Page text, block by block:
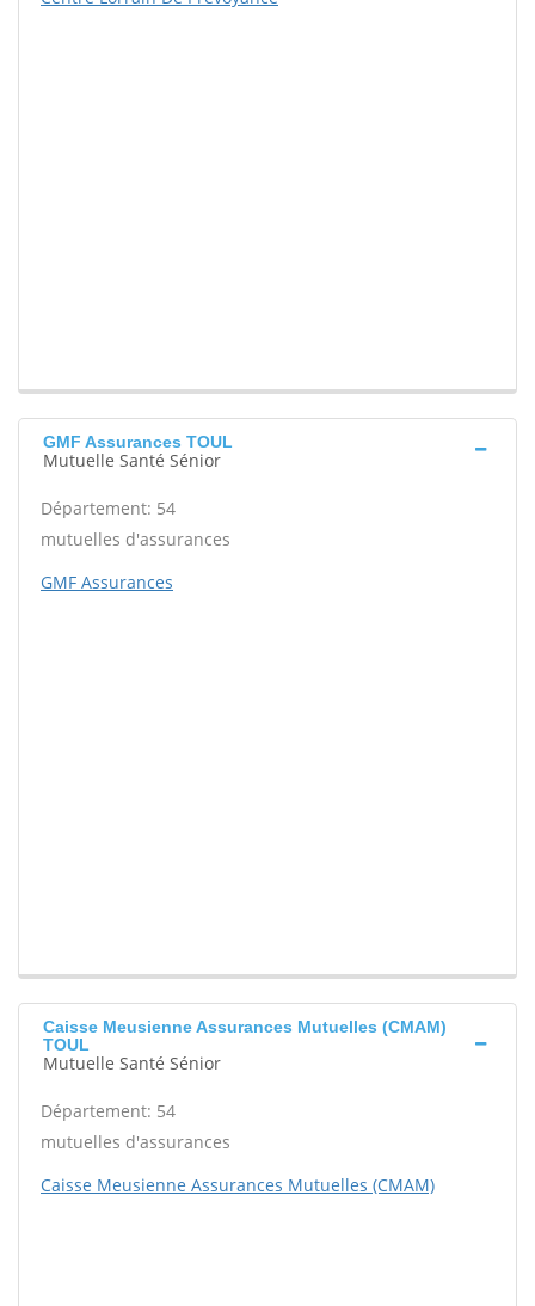
GMF Assurances TOUL
Mutuelle Santé Sénior
Département: 54
mutuelles d'assurances
GMF Assurances
Caisse Meusienne Assurances Mutuelles (CMAM)
TOUL
Mutuelle Santé Sénior
Département: 54
mutuelles d'assurances
Caisse Meusienne Assurances Mutuelles (CMAM)